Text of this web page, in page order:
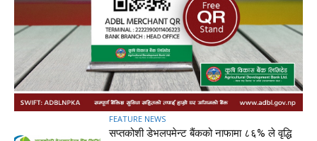
FEATURE NEWS
सप्तकोशी डेभलपमेन्ट बैंकको नाफामा ८६% ले वृद्धि